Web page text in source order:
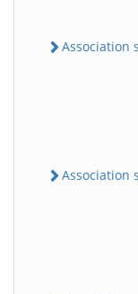
Association
Association